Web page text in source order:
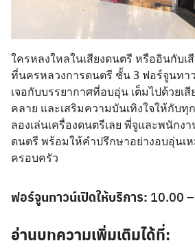
ใครหลงใหลในเสียงดนตรี หรืออินกับเ
ที่นครหลวงการดนตรี ชั้น 3 ฟอร์จูนทาว
เจอกับบรรยากาศที่อบอุ่น เต็มไปด้วยเ
คลาย และเสริมความบันเทิงใจให้กับทุ
ลองเล่นเครื่องดนตรีเลย พี่จูและพนักง
ดนตรี พร้อมให้คำปรึกษาอย่างอบอุ่นเ
ครอบครัว
ฟอร์จูนทาวน์เปิดให้บริการ: 10.00
อ่านบทความเพิ่มเติมได้ที่: